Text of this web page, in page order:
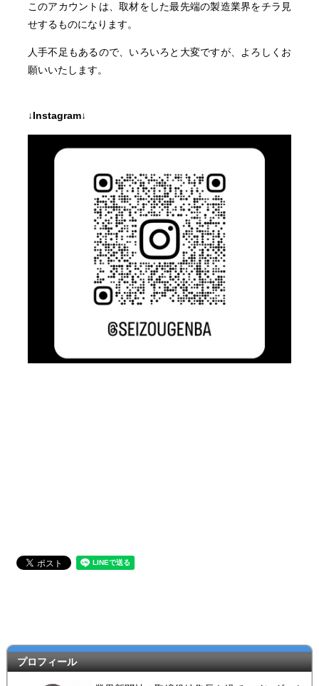
このアカウントは、取材をした最先端の製造業界をチラ見
せするものになります。
人手不足もあるので、いろいろと大変ですが、よろしくお
願いいたします。
↓Instagram↓
プロフィール